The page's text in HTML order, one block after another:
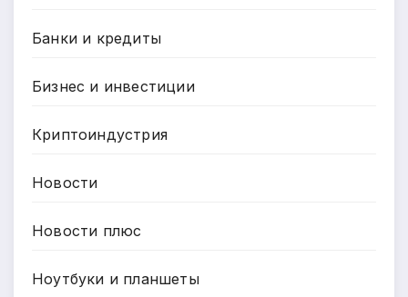
Банки и кредиты
Бизнес и инвестиции
Криптоиндустрия
Новости
Новости плюс
Ноутбуки и планшеты